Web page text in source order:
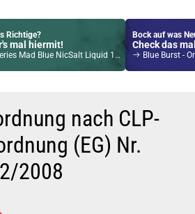
Richtige?
mal hiermit!
Mad Blue NicSalt Liquid 10ml / 20mg
Bock auf was
Check das
Blue Burst -
nach CLP-
(EG) Nr.
2008